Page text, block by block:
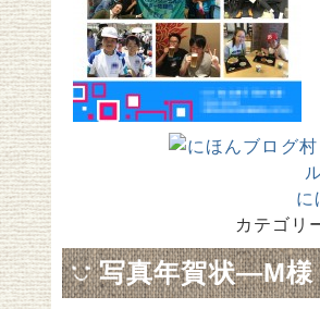
に
カテゴリ
写真年賀状―M様